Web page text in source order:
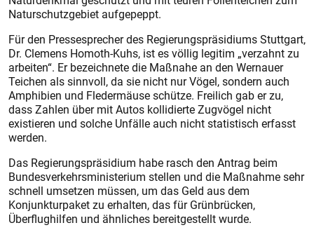
Naturschutzgebiet aufgepeppt.
Für den Pressesprecher des Regierungspräsidiums Stuttgart,
Dr. Clemens Homoth-Kuhs, ist es völlig legitim „verzahnt zu
arbeiten“. Er bezeichnete die Maßnahe an den Wernauer
Teichen als sinnvoll, da sie nicht nur Vögel, sondern auch
Amphibien und Fledermäuse schütze. Freilich gab er zu,
dass Zahlen über mit Autos kollidierte Zugvögel nicht
existieren und solche Unfälle auch nicht statistisch erfasst
werden.
Das Regierungspräsidium habe rasch den Antrag beim
Bundesverkehrsministerium stellen und die Maßnahme sehr
schnell umsetzen müssen, um das Geld aus dem
Konjunkturpaket zu erhalten, das für Grünbrücken,
Überflughilfen und ähnliches bereitgestellt wurde.